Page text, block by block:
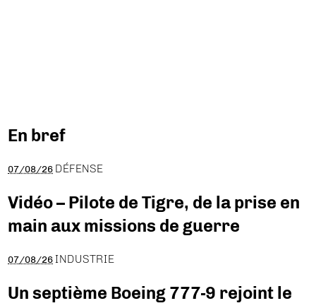
En bref
07/08/26 DÉFENSE
Vidéo – Pilote de Tigre, de la prise en
main aux missions de guerre
07/08/26 INDUSTRIE
Un septième Boeing 777-9 rejoint le